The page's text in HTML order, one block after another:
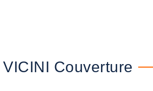
VICINI Couverture